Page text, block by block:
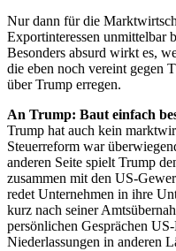
Nur dann für die
Exportinteressen unmittelbar
Besonders absurd wirkt es,
die eben noch vereint gegen
über Trump erregen.
An Trump: Baut einfach
Trump hat auch kein
Steuerreform war
anderen Seite spielt Trump
zusammen mit den US-
redet Unternehmen in ihre
kurz nach seiner
persönlichen Gesprächen
Niederlassungen in anderen